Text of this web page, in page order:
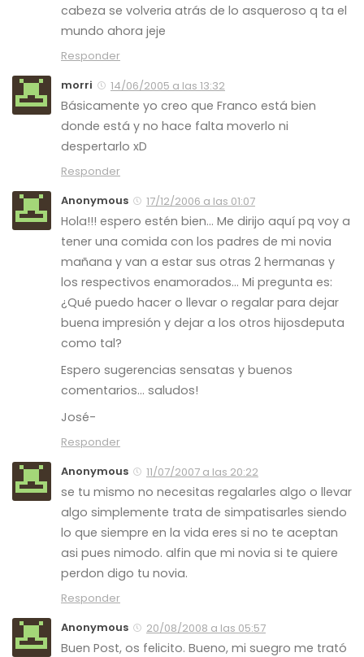
cabeza se volveria atrás de lo asqueroso q ta el
mundo ahora jeje
Responder
morri
14/06/2005 a las 13:32
Básicamente yo creo que Franco está bien
donde está y no hace falta moverlo ni
despertarlo xD
Responder
Anonymous
17/12/2006 a las 01:07
Hola!!! espero estén bien… Me dirijo aquí pq voy a
tener una comida con los padres de mi novia
mañana y van a estar sus otras 2 hermanas y
los respectivos enamorados… Mi pregunta es:
¿Qué puedo hacer o llevar o regalar para dejar
buena impresión y dejar a los otros hijosdeputa
como tal?
Espero sugerencias sensatas y buenos
comentarios… saludos!
José-
Responder
Anonymous
11/07/2007 a las 20:22
se tu mismo no necesitas regalarles algo o llevar
algo simplemente trata de simpatisarles siendo
lo que siempre en la vida eres si no te aceptan
asi pues nimodo. alfin que mi novia si te quiere
perdon digo tu novia.
Responder
Anonymous
20/08/2008 a las 05:57
Buen Post, os felicito. Bueno, mi suegro me trató